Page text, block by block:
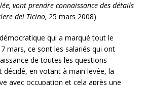
vont prendre connaissance des détails
del Ticino, 25 mars 2008)
qui a marqué tout le
mars, ce sont les salariés qui ont
de toutes les questions
décidé, en votant à main levée, la
avec occupation et cela après une